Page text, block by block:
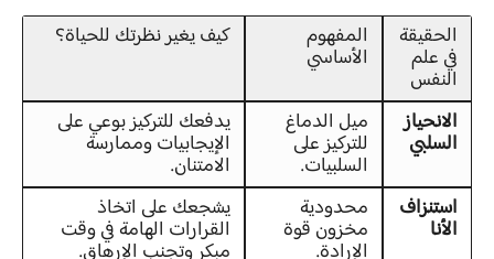
الحقيقة
في علم
النفس
المفهوم
الأساسي
كيف يغير نظرتك للحياة؟
الانحياز
السلبي
ميل الدماغ
للتركيز على
السلبيات.
يدفعك للتركيز بوعي على
الإيجابيات وممارسة
الامتنان.
استنزاف
الأنا
محدودية
مخزون قوة
الإرادة.
يشجعك على اتخاذ
القرارات الهامة في وقت
مبكر وتجنب الإرهاق.